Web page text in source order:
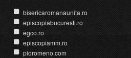
bisericaromanaunita.ro
episcopiabucuresti.ro
egco.ro
episcopiamm.ro
pioromeno.com